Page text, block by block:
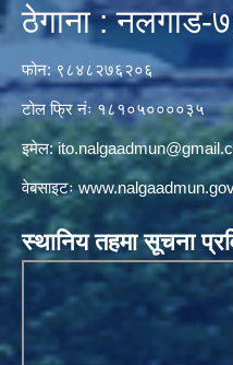
ठेगाना : नलगाड-
फोन: ९८४८२७६२०६
टोल फ्रि नंः १८१०५००००३५
इमेल:
वेबसाइटः
स्थानिय तहमा सूचना